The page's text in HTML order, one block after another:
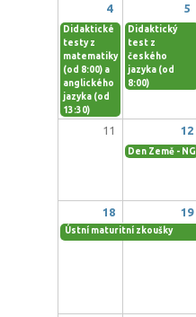
4 5
Didaktické
testy z
matematiky
(od 8:00) a
anglického
jazyka (od
13:30)
Didaktický
test z
českého
jazyka (od
8:00)
11 12
Den Země - NG
18 19
Ústní maturitní zkoušky